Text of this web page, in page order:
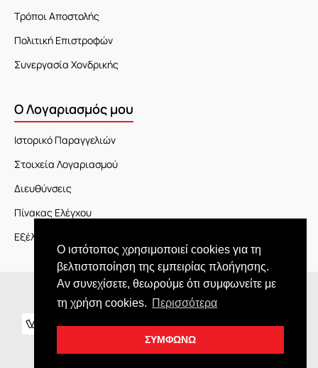
Ο ιστότοπος χρησιμοποιεί cookies για τη
βελτιστοποίηση της εμπειρίας πλοήγησης.
Αν συνεχίσετε, θεωρούμε ότι συμφωνείτε με
τη χρήση cookies. Περισσότερα
ΣΥΜΦΩΝΩ
Τρόποι Αποστολής
Πολιτική Επιστροφών
Συνεργασία Χονδρικής
Ο Λογαριασμός μου
Ιστορικό Παραγγελιών
Στοιχεία Λογαριασμού
Διευθύνσεις
Πίνακας Ελέγχου
Εξέλιξη Παραγγελίας